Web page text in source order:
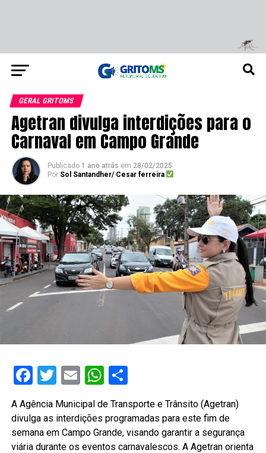
GERAL GRITOMS
Agetran divulga interdições para o
Carnaval em Campo Grande
Publicado 1 ano atrás em 28/02/2025
Por Sol Santandher/ Cesar ferreira
Facebook
Twitter
EmailWhatsApp
Share
A Agência Municipal de Transporte e Trânsito (Agetran)
divulga as interdições programadas para este fim de
semana em Campo Grande, visando garantir a segurança
viária durante os eventos carnavalescos. A Agetran orienta